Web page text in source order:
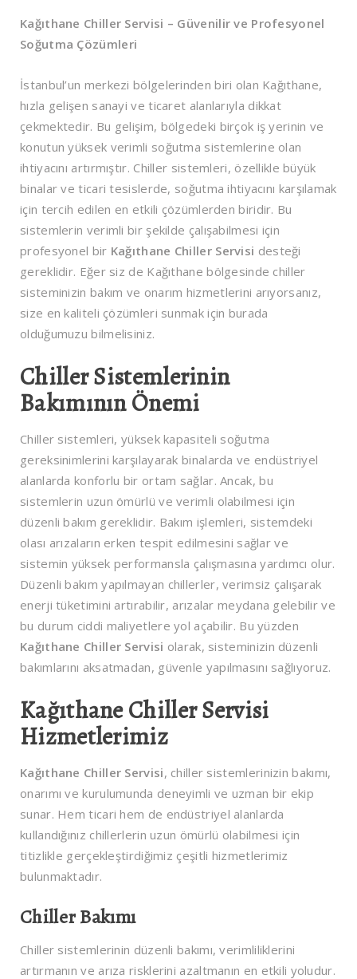
Kağıthane Chiller Servisi – Güvenilir ve Profesyonel
Soğutma Çözümleri
İstanbul’un merkezi bölgelerinden biri olan Kağıthane,
hızla gelişen sanayi ve ticaret alanlarıyla dikkat
çekmektedir. Bu gelişim, bölgedeki birçok iş yerinin ve
konutun yüksek verimli soğutma sistemlerine olan
ihtiyacını artırmıştır. Chiller sistemleri, özellikle büyük
binalar ve ticari tesislerde, soğutma ihtiyacını karşılamak
için tercih edilen en etkili çözümlerden biridir. Bu
sistemlerin verimli bir şekilde çalışabilmesi için
profesyonel bir Kağıthane Chiller Servisi desteği
gereklidir. Eğer siz de Kağıthane bölgesinde chiller
sisteminizin bakım ve onarım hizmetlerini arıyorsanız,
size en kaliteli çözümleri sunmak için burada
olduğumuzu bilmelisiniz.
Chiller Sistemlerinin
Bakımının Önemi
Chiller sistemleri, yüksek kapasiteli soğutma
gereksinimlerini karşılayarak binalarda ve endüstriyel
alanlarda konforlu bir ortam sağlar. Ancak, bu
sistemlerin uzun ömürlü ve verimli olabilmesi için
düzenli bakım gereklidir. Bakım işlemleri, sistemdeki
olası arızaların erken tespit edilmesini sağlar ve
sistemin yüksek performansla çalışmasına yardımcı olur.
Düzenli bakım yapılmayan chillerler, verimsiz çalışarak
enerji tüketimini artırabilir, arızalar meydana gelebilir ve
bu durum ciddi maliyetlere yol açabilir. Bu yüzden
Kağıthane Chiller Servisi olarak, sisteminizin düzenli
bakımlarını aksatmadan, güvenle yapılmasını sağlıyoruz.
Kağıthane Chiller Servisi
Hizmetlerimiz
Kağıthane Chiller Servisi, chiller sistemlerinizin bakımı,
onarımı ve kurulumunda deneyimli ve uzman bir ekip
sunar. Hem ticari hem de endüstriyel alanlarda
kullandığınız chillerlerin uzun ömürlü olabilmesi için
titizlikle gerçekleştirdiğimiz çeşitli hizmetlerimiz
bulunmaktadır.
Chiller Bakımı
Chiller sistemlerinin düzenli bakımı, verimliliklerini
artırmanın ve arıza risklerini azaltmanın en etkili yoludur.